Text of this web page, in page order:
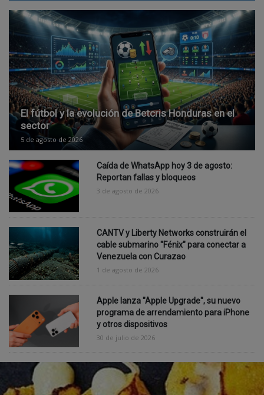
El fútbol y la evolución de Betcris Honduras en el
sector
5 de agosto de 2026
Caída de WhatsApp hoy 3 de agosto:
Reportan fallas y bloqueos
3 de agosto de 2026
CANTV y Liberty Networks construirán el
cable submarino "Fénix" para conectar a
Venezuela con Curazao
1 de agosto de 2026
Apple lanza "Apple Upgrade", su nuevo
programa de arrendamiento para iPhone
y otros dispositivos
30 de julio de 2026